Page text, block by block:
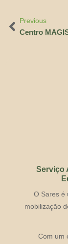
Previous
Serviço
O Sares é
mobilização
Com um